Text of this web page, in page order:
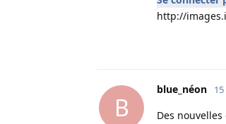
http://
B
blue_néon
Des